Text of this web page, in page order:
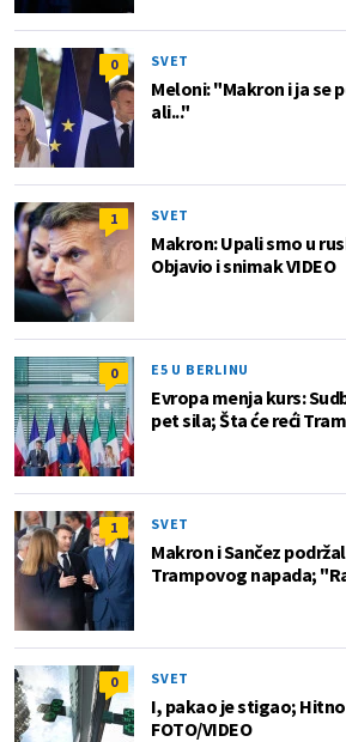
0 SVET
Meloni: "Makron i ja se
ali..."
1 SVET
Makron: Upali smo u
Objavio i snimak VIDEO
0 E5 U BERLINU
Evropa menja kurs:
pet sila; Šta će reći
1 SVET
Makron i Sančez
Trampovog napada;
0 SVET
I, pakao je stigao;
FOTO/VIDEO